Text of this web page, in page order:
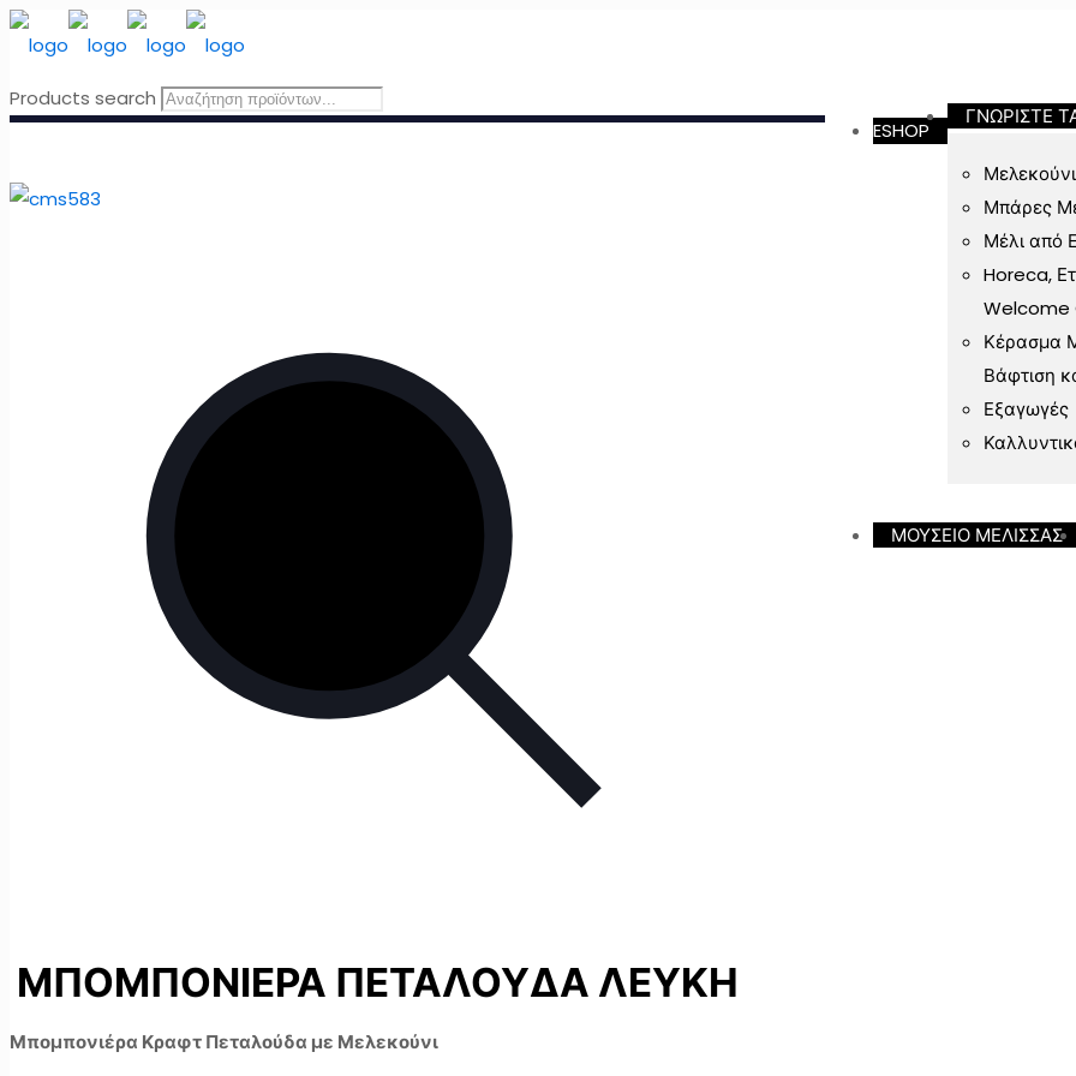
ESHOP
ΓΝΩΡΙΣΤΕ
Μπάρες
Μέλι από
Horeca,
Welcome
Κέρασμα
Βάφτιση
Εξαγωγές
ΜΟΥΣΕΙΟ ΜΕΛΙΣΣΑΣ
Products search
ΜΠΟΜΠΟΝΙΕΡΑ ΠΕΤΑΛΟΥΔΑ ΛΕΥΚΗ
Μπομπονιέρα Κραφτ Πεταλούδα με Μελεκούνι